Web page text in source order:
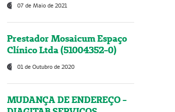
07 de Maio de 2021
Prestador Mosaicum Espaço
Clínico Ltda (51004352-0)
01 de Outubro de 2020
MUDANÇA DE ENDEREÇO -